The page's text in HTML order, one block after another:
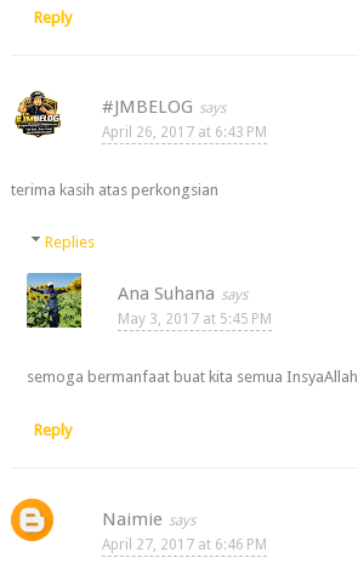
Reply
#JMBELOG
April 26, 2017 at 6:43 PM
terima kasih atas perkongsian
Replies
Ana Suhana
May 3, 2017 at 5:45 PM
semoga bermanfaat buat kita semua InsyaAllah
Reply
Naimie
April 27, 2017 at 6:46 PM